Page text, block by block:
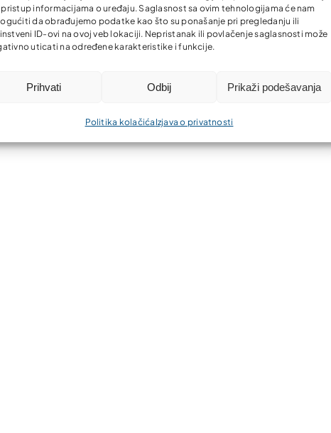
informacijama o uređaju. Saglasnost sa ovim tehnologijama će nam
da obrađujemo podatke kao što su ponašanje pri pregledanju ili
ID-ovi na ovoj veb lokaciji. Nepristanak ili povlačenje saglasnosti može
uticati na određene karakteristike i funkcije.
Prihvati Odbij Prikaži podešavanja
Politika kolačića Izjava o privatnosti